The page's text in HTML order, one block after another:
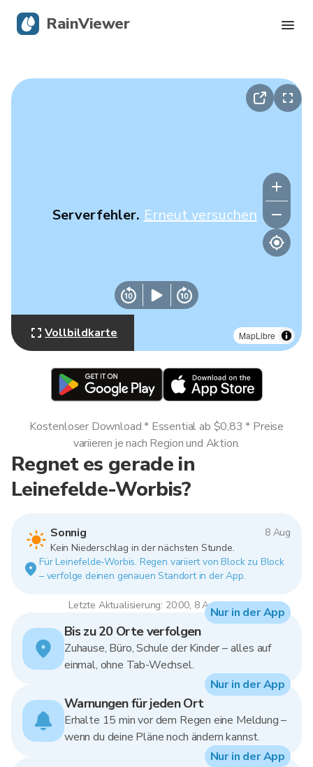
MapLibre
Serverfehler. Erneut versuchen
Vollbildkarte
Regnet es gerade in
Leinefelde-Worbis?
Sonnig
8 Aug
Kein Niederschlag in der nächsten Stunde.
Für Leinefelde-Worbis. Regen variiert von Block zu Block
– verfolge deinen genauen Standort in der App.
Letzte Aktualisierung: 20:00, 8 Aug 2026
Kostenloser Download * Essential ab $0,83 * Preise
variieren je nach Region und Aktion.
Bis zu 20 Orte verfolgen
Zuhause, Büro, Schule der Kinder – alles auf
einmal, ohne Tab-Wechsel.
Nur in der App
Warnungen für jeden Ort
Erhalte 15 min vor dem Regen eine Meldung –
wenn du deine Pläne noch ändern kannst.
Nur in der App
Nur in der App
RainViewer